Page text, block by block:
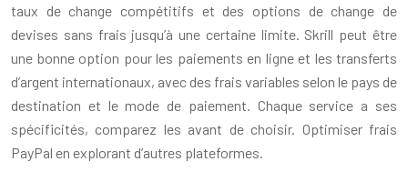
taux de change compétitifs et des options de change de
devises sans frais jusqu’à une certaine limite. Skrill peut être
une bonne option pour les paiements en ligne et les transferts
d’argent internationaux, avec des frais variables selon le pays de
destination et le mode de paiement. Chaque service a ses
spécificités, comparez les avant de choisir. Optimiser frais
PayPal en explorant d’autres plateformes.